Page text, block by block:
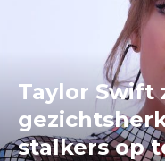
Taylor Swift
stalkers op